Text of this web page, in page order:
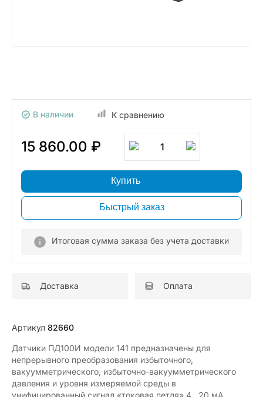
В наличии К сравнению
15 860.00 ₽ 1
Купить
Быстрый заказ
Итоговая сумма заказа без учета доставки
Доставка Оплата
Артикул 82660
Датчики ПД100И модели 141 предназначены для
непрерывного преобразования избыточного,
вакуумметрического, избыточно-вакуумметрического
давления и уровня измеряемой среды в
унифицированный сигнал «токовая петля» 4…20 мА.